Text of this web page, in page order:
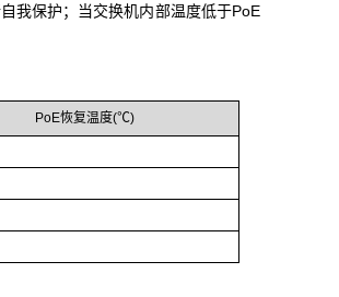
我保护；当交换机内部温度低于PoE
PoE恢复温度(℃)